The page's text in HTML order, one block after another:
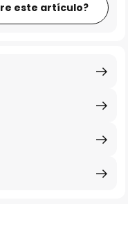
este artículo?